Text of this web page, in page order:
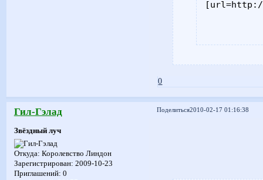
[url=http://
0
Поделиться2010-02-17 01:16:38
Гил-Гэлад
Звёздный луч
Откуда: Королевство Линдон
Зарегистрирован: 2009-10-23
Приглашений: 0